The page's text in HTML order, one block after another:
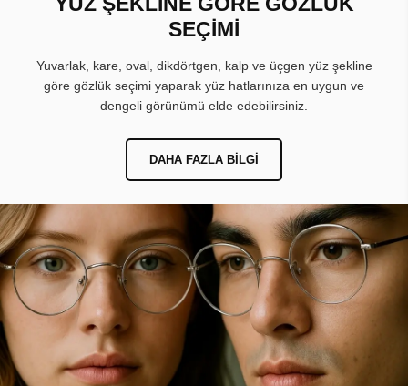
SEÇİMİ
Yuvarlak, kare, oval, dikdörtgen, kalp ve üçgen yüz şekline
göre gözlük seçimi yaparak yüz hatlarınıza en uygun ve
dengeli görünümü elde edebilirsiniz.
DAHA FAZLA BILGI